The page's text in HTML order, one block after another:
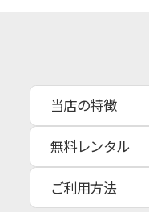
当店の特徴
無料レンタル
ご利用方法